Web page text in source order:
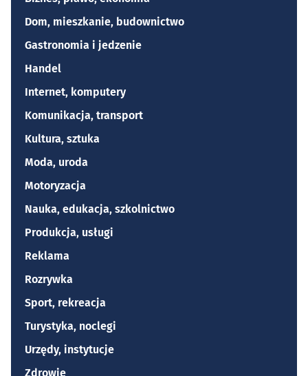
Dom, mieszkanie, budownictwo
Gastronomia i jedzenie
Handel
Internet, komputery
Komunikacja, transport
Kultura, sztuka
Moda, uroda
Motoryzacja
Nauka, edukacja, szkolnictwo
Produkcja, usługi
Reklama
Rozrywka
Sport, rekreacja
Turystyka, noclegi
Urzędy, instytucje
Zdrowie